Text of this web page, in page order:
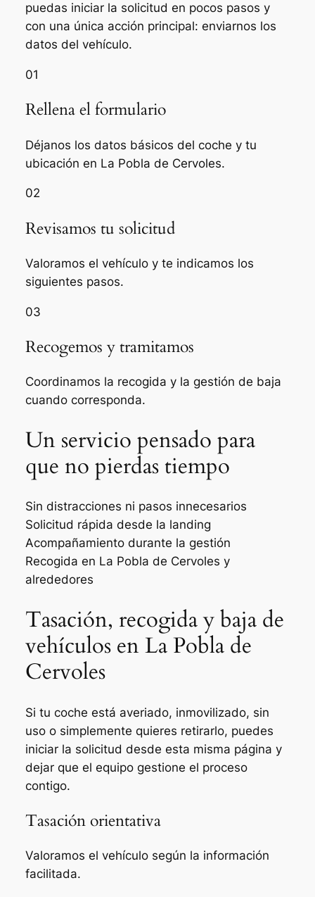
puedas iniciar la solicitud en pocos pasos y
con una única acción principal: enviarnos los
datos del vehículo.
01
Rellena el formulario
Déjanos los datos básicos del coche y tu
ubicación en La Pobla de Cervoles.
02
Revisamos tu solicitud
Valoramos el vehículo y te indicamos los
siguientes pasos.
03
Recogemos y tramitamos
Coordinamos la recogida y la gestión de baja
cuando corresponda.
Un servicio pensado para
que no pierdas tiempo
Sin distracciones ni pasos innecesarios
Solicitud rápida desde la landing
Acompañamiento durante la gestión
Recogida en La Pobla de Cervoles y
alrededores
Tasación, recogida y baja de
vehículos en La Pobla de
Cervoles
Si tu coche está averiado, inmovilizado, sin
uso o simplemente quieres retirarlo, puedes
iniciar la solicitud desde esta misma página y
dejar que el equipo gestione el proceso
contigo.
Tasación orientativa
Valoramos el vehículo según la información
facilitada.